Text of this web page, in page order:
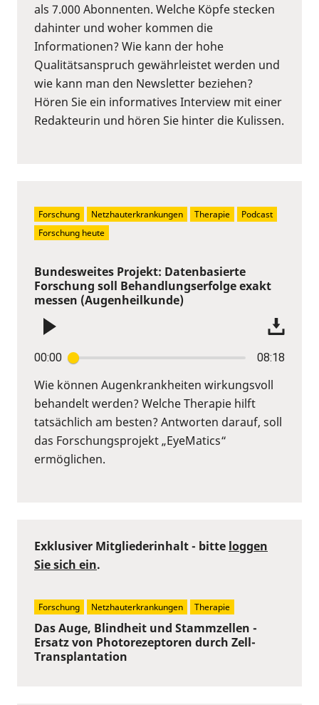
als 7.000 Abonnenten. Welche Köpfe stecken
dahinter und woher kommen die
Informationen? Wie kann der hohe
Qualitätsanspruch gewährleistet werden und
wie kann man den Newsletter beziehen?
Hören Sie ein informatives Interview mit einer
Redakteurin und hören Sie hinter die Kulissen.
Bundesweites Projekt: Datenbasierte
Forschung soll Behandlungserfolge exakt
messen (Augenheilkunde)
00:00 08:18
Wie können Augenkrankheiten wirkungsvoll
behandelt werden? Welche Therapie hilft
tatsächlich am besten? Antworten darauf, soll
das Forschungsprojekt „EyeMatics“
ermöglichen.
Forschung Netzhauterkrankungen Therapie
Podcast
Forschung heute
Das Auge, Blindheit und Stammzellen -
Ersatz von Photorezeptoren durch Zell-
Transplantation
Exklusiver Mitgliederinhalt - bitte loggen
Sie sich ein.
Forschung Netzhauterkrankungen Therapie